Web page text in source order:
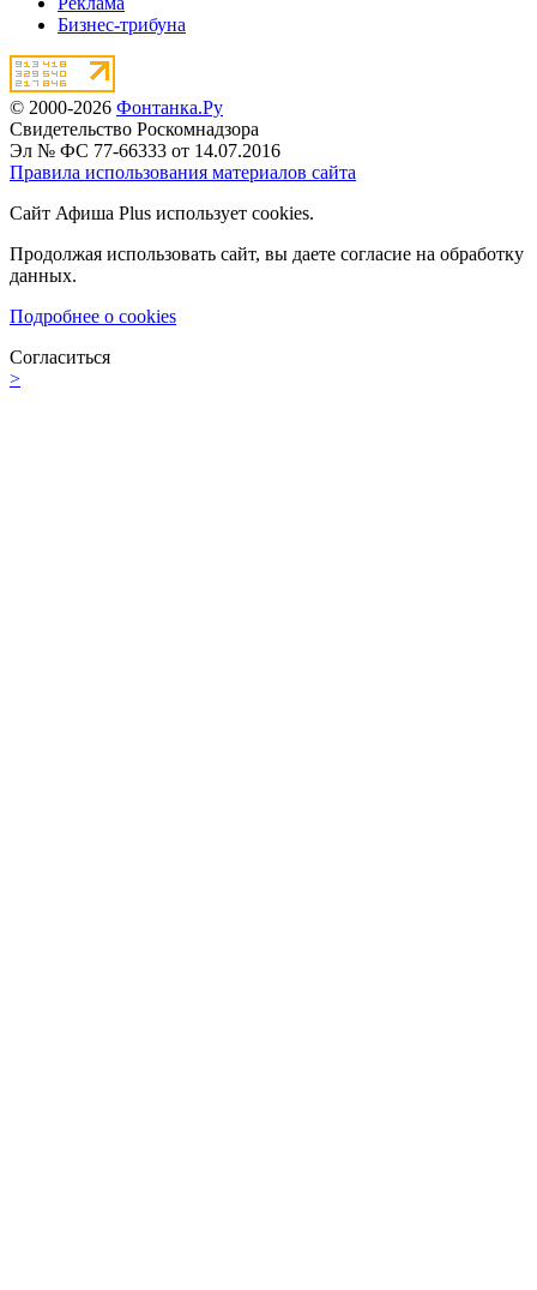
Бизнес-трибуна
© 2000-2026 Фонтанка.Ру
Свидетельство Роскомнадзора
Эл № ФС 77-66333 от 14.07.2016
Правила использования материалов сайта
Сайт Афиша Plus использует cookies.
Продолжая использовать сайт, вы даете согласие на обработку
данных.
Подробнее о cookies
Согласиться
>